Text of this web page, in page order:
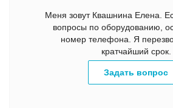
Меня зовут Квашнина Елена.
вопросы по оборудованию,
номер телефона. Я
кратчайший срок.
Задать вопрос